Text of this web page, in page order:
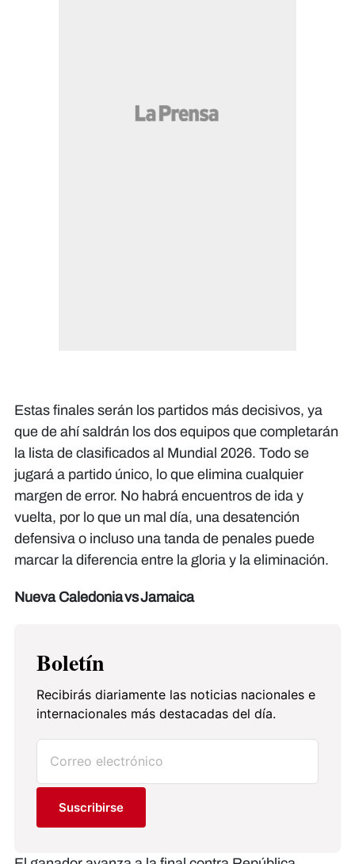
Estas finales serán los partidos más decisivos, ya
que de ahí saldrán los dos equipos que completarán
la lista de clasificados al Mundial 2026. Todo se
jugará a partido único, lo que elimina cualquier
margen de error. No habrá encuentros de ida y
vuelta, por lo que un mal día, una desatención
defensiva o incluso una tanda de penales puede
marcar la diferencia entre la gloria y la eliminación.
Nueva Caledonia vs Jamaica
Boletín
Recibirás diariamente las noticias nacionales e
internacionales más destacadas del día.
Suscribirse